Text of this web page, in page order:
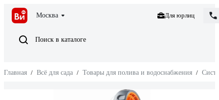
Москва Для юрлиц
Поиск в каталоге
Главная / Всё для сада / Товары для полива и водоснабжения /